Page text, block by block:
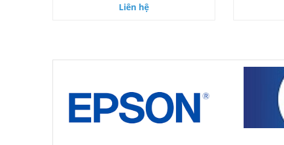
Liên hệ